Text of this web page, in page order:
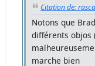
Citation de:
Notons que
différents objos
marche bien